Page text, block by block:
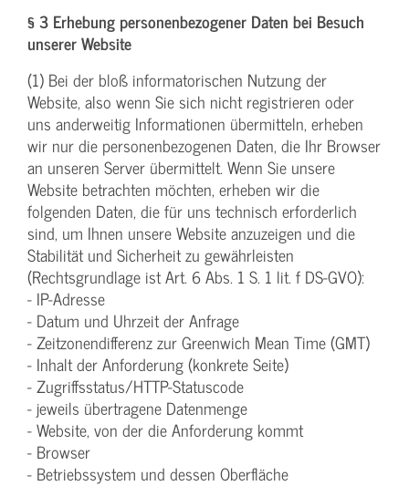
§ 3 Erhebung personenbezogener Daten bei Besuch
unserer Website
(1) Bei der bloß informatorischen Nutzung der
Website, also wenn Sie sich nicht registrieren oder
uns anderweitig Informationen übermitteln, erheben
wir nur die personenbezogenen Daten, die Ihr Browser
an unseren Server übermittelt. Wenn Sie unsere
Website betrachten möchten, erheben wir die
folgenden Daten, die für uns technisch erforderlich
sind, um Ihnen unsere Website anzuzeigen und die
Stabilität und Sicherheit zu gewährleisten
(Rechtsgrundlage ist Art. 6 Abs. 1 S. 1 lit. f DS-GVO):
- IP-Adresse
- Datum und Uhrzeit der Anfrage
- Zeitzonendifferenz zur Greenwich Mean Time (GMT)
- Inhalt der Anforderung (konkrete Seite)
- Zugriffsstatus/HTTP-Statuscode
- jeweils übertragene Datenmenge
- Website, von der die Anforderung kommt
- Browser
- Betriebssystem und dessen Oberfläche